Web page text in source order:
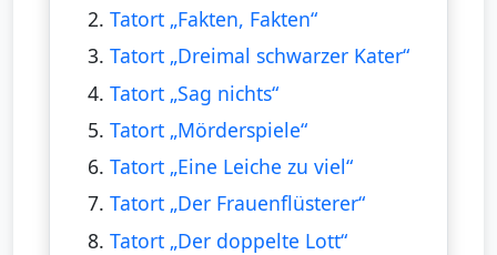
2. Tatort „Fakten, Fakten“
3. Tatort „Dreimal schwarzer Kater“
4. Tatort „Sag nichts“
5. Tatort „Mörderspiele“
6. Tatort „Eine Leiche zu viel“
7. Tatort „Der Frauenflüsterer“
8. Tatort „Der doppelte Lott“